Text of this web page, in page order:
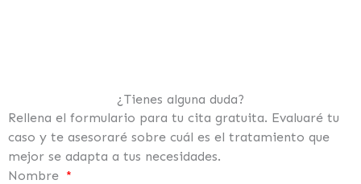
¿Tienes alguna duda?
Rellena el formulario para tu cita gratuita. Evaluaré tu
caso y te asesoraré sobre cuál es el tratamiento que
mejor se adapta a tus necesidades.
Nombre